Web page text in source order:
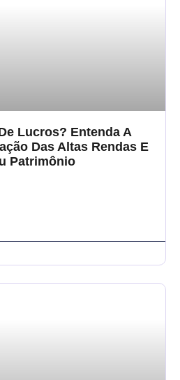
Lucros? Entenda A
Das Altas Rendas E
Patrimônio